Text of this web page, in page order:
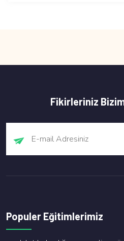
Fikirleriniz
Populer Eğitimlerimiz